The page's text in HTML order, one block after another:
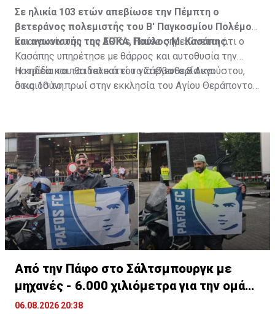
Σε ηλικία 103 ετών απεβίωσε την Πέμπτη ο
βετεράνος πολεμιστής του Β' Παγκοσμίου Πολέμου
και αγωνιστής της ΕΟΚΑ, Παύλος Μ. Κασάπης.
Σε ανακοίνωση του ARTos House σημειώνεται ότι ο
Κασάπης υπηρέτησε με θάρρος και αυτοθυσία την
πατρίδα και τα ιδανικά του για ελευθερία και
δικαιοσύνη.
Η κηδεία του θα τελεστεί το Σάββατο 8 Αυγούστου,
στις 10 το πρωί στην εκκλησία του Αγίου Θεράποντος
Πηγή: ΚΥΠΕ
Από την Πάφο στο Σάλτσμπουργκ με
μηχανές - 6.000 χιλιόμετρα για την ομάδα
τους
06.08.2026 20:38